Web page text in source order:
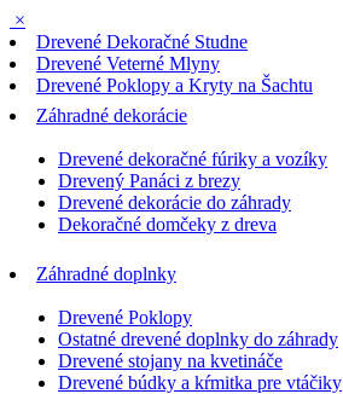
×
Drevené Dekoračné Studne
Drevené Veterné Mlyny
Drevené Poklopy a Kryty na Šachtu
Záhradné dekorácie
Drevené dekoračné fúriky a vozíky
Drevený Panáci z brezy
Drevené dekorácie do záhrady
Dekoračné domčeky z dreva
Záhradné doplnky
Drevené Poklopy
Ostatné drevené doplnky do záhrady
Drevené stojany na kvetináče
Drevené búdky a kŕmitka pre vtáčiky